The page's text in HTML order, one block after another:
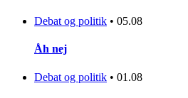
Debat og politik • 05.08
Åh nej
Debat og politik • 01.08